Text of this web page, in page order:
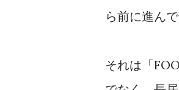
ら前に進ん
それは「